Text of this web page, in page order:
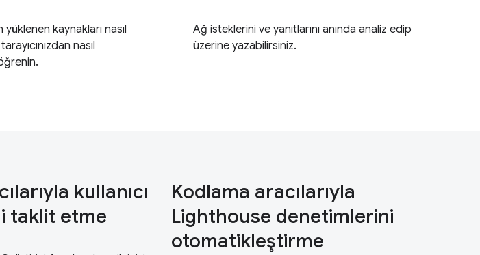
yüklenen kaynakları nasıl
nasıl
Ağ isteklerini ve yanıtlarını anında analiz edip
üzerine yazabilirsiniz.
kullanıcı
taklit etme
Kodlama aracılarıyla
Lighthouse denetimlerini
otomatikleştirme